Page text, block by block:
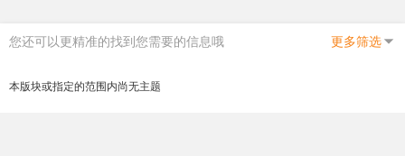
您还可以更精准的找到您需要的信息哦 更多筛选
本版块或指定的范围内尚无主题